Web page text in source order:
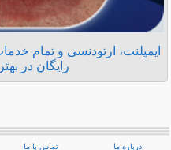
ایمپلنت، ارتودنسی و تمام
رایگان در
درباره ما تماس با ما